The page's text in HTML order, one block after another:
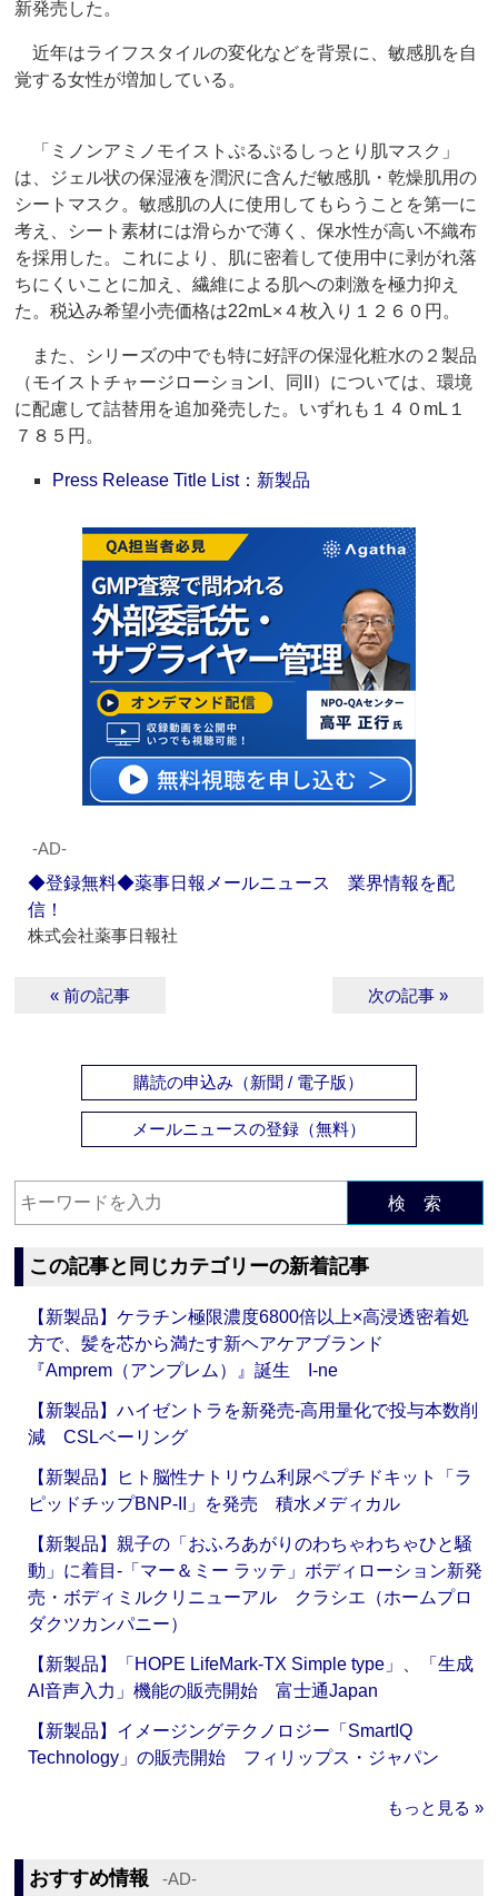
新発売した。
近年はライフスタイルの変化などを背景に、敏感肌を自
覚する女性が増加している。
「ミノンアミノモイストぷるぷるしっとり肌マスク」
は、ジェル状の保湿液を潤沢に含んだ敏感肌・乾燥肌用の
シートマスク。敏感肌の人に使用してもらうことを第一に
考え、シート素材には滑らかで薄く、保水性が高い不織布
を採用した。これにより、肌に密着して使用中に剥がれ落
ちにくいことに加え、繊維による肌への刺激を極力抑え
た。税込み希望小売価格は22mL×４枚入り１２６０円。
また、シリーズの中でも特に好評の保湿化粧水の２製品
（モイストチャージローションI、同II）については、環境
に配慮して詰替用を追加発売した。いずれも１４０mL１
７８５円。
Press Release Title List：新製品
‐AD‐
◆登録無料◆薬事日報メールニュース 業界情報を配
信！
株式会社薬事日報社
« 前の記事 次の記事 »
購読の申込み（新聞 / 電子版）
メールニュースの登録（無料）
検 索
この記事と同じカテゴリーの新着記事
【新製品】ケラチン極限濃度6800倍以上×高浸透密着処
方で、髪を芯から満たす新ヘアケアブランド
『Amprem（アンプレム）』誕生 I-ne
【新製品】ハイゼントラを新発売‐高用量化で投与本数削
減 CSLベーリング
【新製品】ヒト脳性ナトリウム利尿ペプチドキット「ラ
ピッドチップBNP-II」を発売 積水メディカル
【新製品】親子の「おふろあがりのわちゃわちゃひと騒
動」に着目‐「マー＆ミー ラッテ」ボディローション新発
売・ボディミルクリニューアル クラシエ（ホームプロ
ダクツカンパニー）
【新製品】「HOPE LifeMark-TX Simple type」、「生成
AI音声入力」機能の販売開始 富士通Japan
【新製品】イメージングテクノロジー「SmartIQ
Technology」の販売開始 フィリップス・ジャパン
もっと見る »
おすすめ情報 ‐AD‐